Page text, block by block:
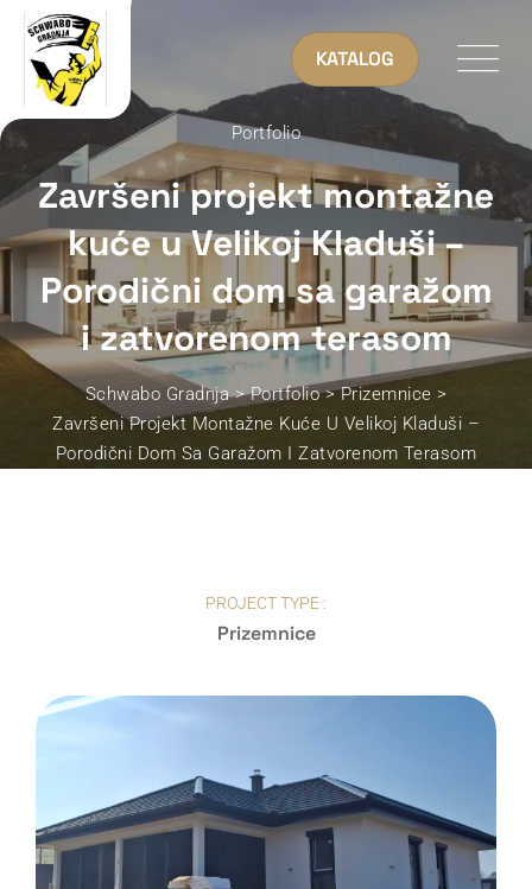
KATALOG
Portfolio
Završeni projekt montažne
kuće u Velikoj Kladuši –
Porodični dom sa garažom
i zatvorenom terasom
Schwabo Gradnja>Portfolio>Prizemnice >
Završeni Projekt Montažne Kuće U Velikoj Kladuši –
Porodični Dom Sa Garažom I Zatvorenom Terasom
PROJECT TYPE :
Prizemnice